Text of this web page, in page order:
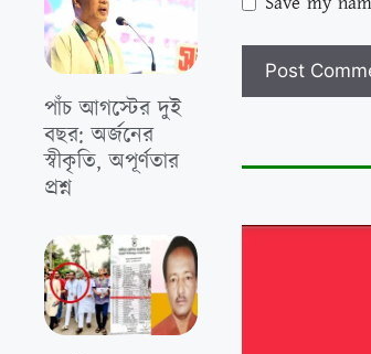
পাঁচ আগস্টের দুই
বছর: অর্জনের
স্বীকৃতি, অপূর্ণতার
প্রশ্ন